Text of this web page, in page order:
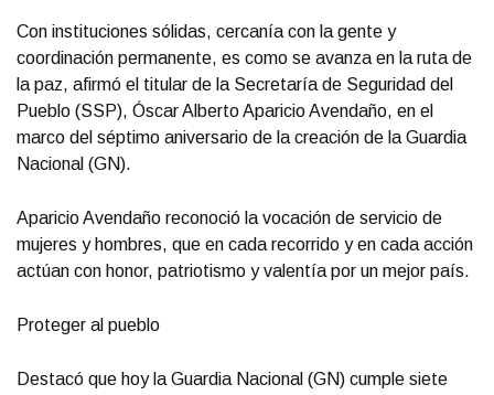
Con instituciones sólidas, cercanía con la gente y
coordinación permanente, es como se avanza en la ruta de
la paz, afirmó el titular de la Secretaría de Seguridad del
Pueblo (SSP), Óscar Alberto Aparicio Avendaño, en el
marco del séptimo aniversario de la creación de la Guardia
Nacional (GN).
Aparicio Avendaño reconoció la vocación de servicio de
mujeres y hombres, que en cada recorrido y en cada acción
actúan con honor, patriotismo y valentía por un mejor país.
Proteger al pueblo
Destacó que hoy la Guardia Nacional (GN) cumple siete